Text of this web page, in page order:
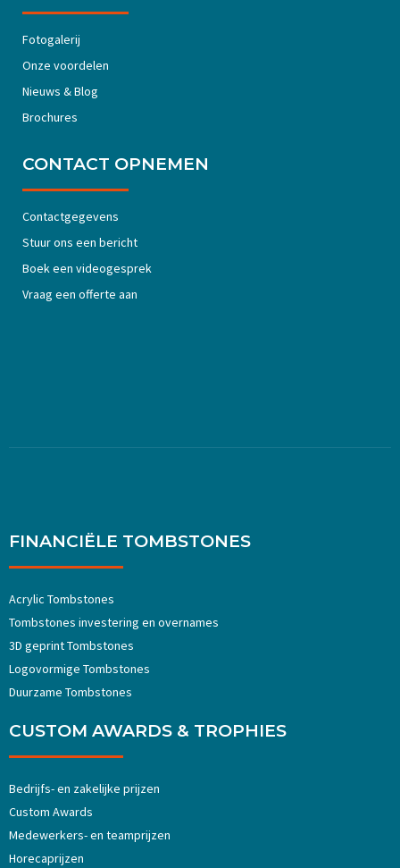
Fotogalerij
Onze voordelen
Nieuws & Blog
Brochures
CONTACT OPNEMEN
Contactgegevens
Stuur ons een bericht
Boek een videogesprek
Vraag een offerte aan
FINANCIËLE TOMBSTONES
Acrylic Tombstones
Tombstones investering en overnames
3D geprint Tombstones
Logovormige Tombstones
Duurzame Tombstones
CUSTOM AWARDS & TROPHIES
Bedrijfs- en zakelijke prijzen
Custom Awards
Medewerkers- en teamprijzen
Horecaprijzen